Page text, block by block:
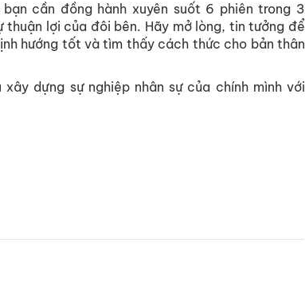
cần đồng hành xuyên suốt 6 phiên trong 3
lợi của đôi bên. Hãy mở lòng, tin tưởng để
hướng tốt và tìm thấy cách thức cho bản thân
dựng sự nghiệp nhân sự của chính mình với